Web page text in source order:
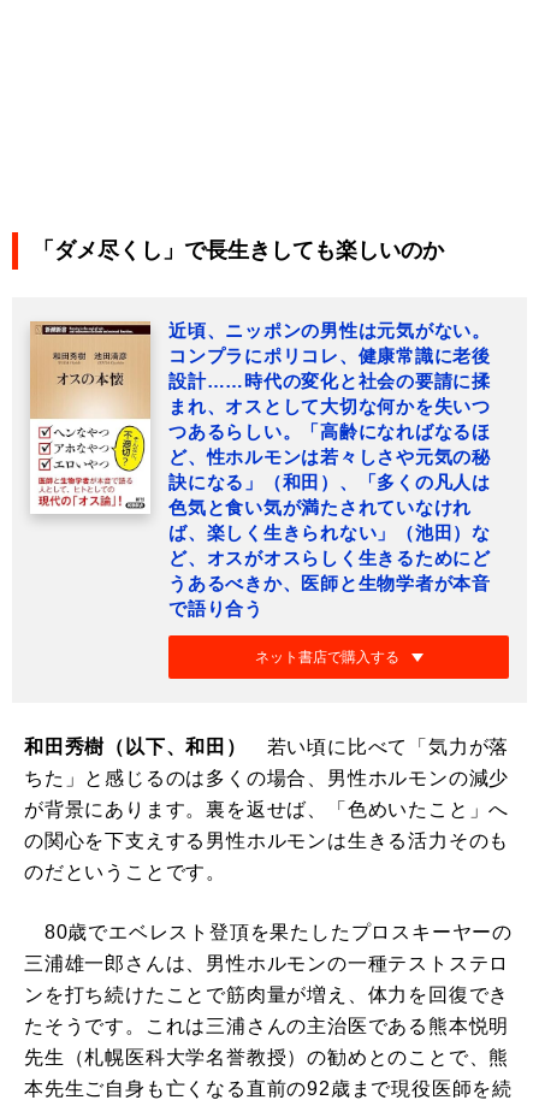
「ダメ尽くし」で長生きしても楽しいのか
近頃、ニッポンの男性は元気がない。
コンプラにポリコレ、健康常識に老後
設計……時代の変化と社会の要請に揉
まれ、オスとして大切な何かを失いつ
つあるらしい。「高齢になればなるほ
ど、性ホルモンは若々しさや元気の秘
訣になる」（和田）、「多くの凡人は
色気と食い気が満たされていなけれ
ば、楽しく生きられない」（池田）な
ど、オスがオスらしく生きるためにど
うあるべきか、医師と生物学者が本音
で語り合う
ネット書店で購入する
和田秀樹（以下、和田） 若い頃に比べて「気力が落
ちた」と感じるのは多くの場合、男性ホルモンの減少
が背景にあります。裏を返せば、「色めいたこと」へ
の関心を下支えする男性ホルモンは生きる活力そのも
のだということです。
80歳でエベレスト登頂を果たしたプロスキーヤーの
三浦雄一郎さんは、男性ホルモンの一種テストステロ
ンを打ち続けたことで筋肉量が増え、体力を回復でき
たそうです。これは三浦さんの主治医である熊本悦明
先生（札幌医科大学名誉教授）の勧めとのことで、熊
本先生ご自身も亡くなる直前の92歳まで現役医師を続